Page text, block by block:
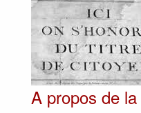
A propos de